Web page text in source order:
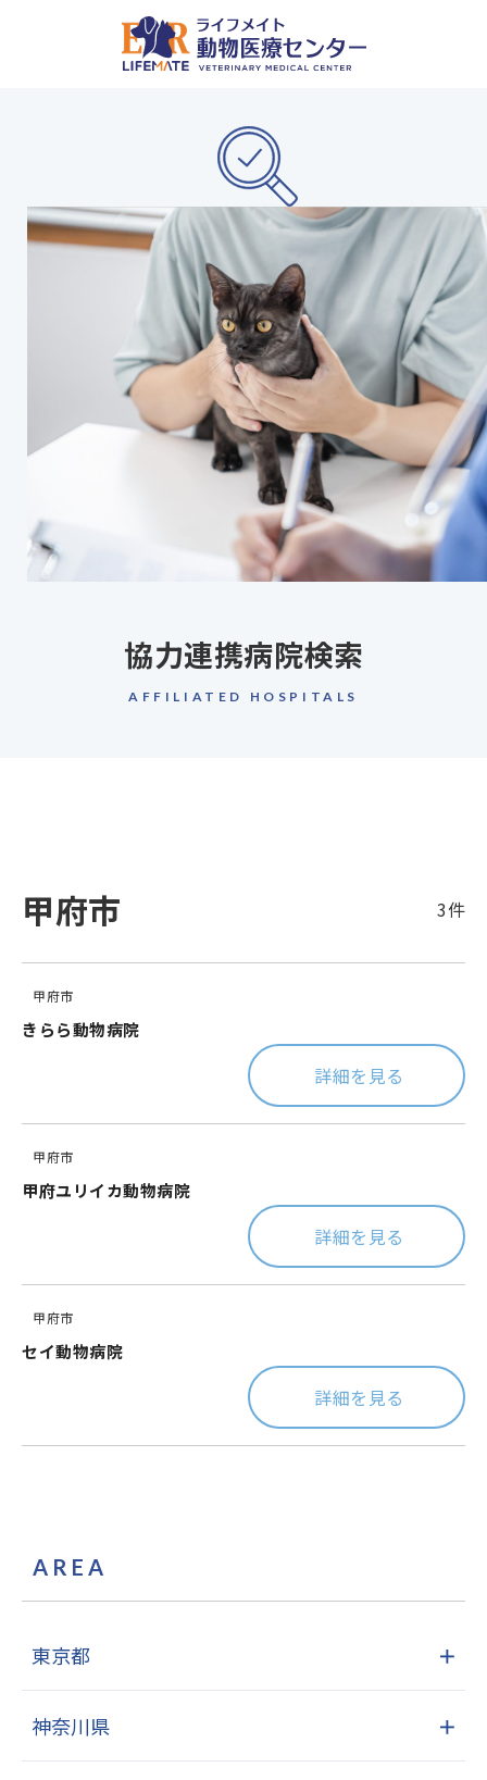
協力連携病院検索
AFFILIATED HOSPITALS
甲府市 3件
甲府市
きらら動物病院
詳細を見る
甲府市
甲府ユリイカ動物病院
詳細を見る
甲府市
セイ動物病院
詳細を見る
AREA
東京都 ＋
神奈川県 ＋